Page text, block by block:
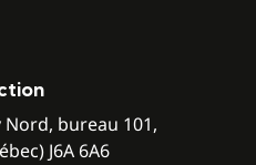
bureau 101,
J6A 6A6